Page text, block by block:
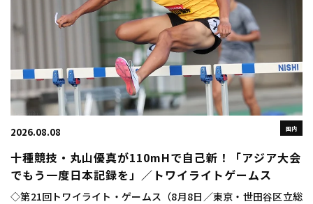
国内
2026.08.08
十種競技・丸山優真が110mHで自己新！「アジア大会
でもう一度日本記録を」／トワイライトゲームス
◇第21回トワイライト・ゲームス（8月8日／東京・世田谷区立総